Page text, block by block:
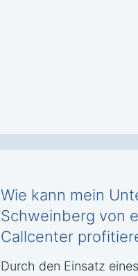
Wie kann mein
Schweinberg von
Callcenter
Durch den Einsatz